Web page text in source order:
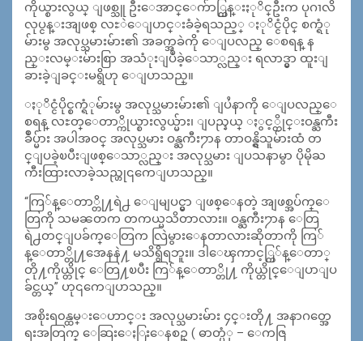
ကိုယ္စားလွယ္ ျဖစ္သူ ဦးေအာင္ေက်ာ္ထြန္းႏုိင္ဦးက ပုဂၢလိ
လုပ္ငန္းအျဖစ္ လႊဲေျပာင္းခံခဲ့ရသည့္ ႏုိင္ငံပိုင္ စက္ရံု
မ်ားမွ အလုပ္သမားမ်ား၏ အခက္အခဲကို ေျပလည္ ေစရန္ န
ည္းလမ္းမ်ားစြာ အသံုးျပဳခဲ့ေသာ္လည္း ရလာဒ္မွာ ထူးျ
ခားခဲ့ျခင္းမရွိဟု ေျပာသည္။
ႏုိင္ငံပိုင္စက္ရံုမ်ားမွ အလုပ္သမားမ်ား၏ ျပႆနာကို ေျပလည္ေ
စရန္ လႊတ္ေတာ္ကိုယ္စားလွယ္မ်ား၊ ျပည္နယ္ ႏွင့္တိုင္းဝန္ႀကီး
ခ်ဳပ္မ်ား အပါအဝင္ အလုပ္သမား ဝန္ႀကီး႒ာန တာဝန္ရွိသူမ်ားထံ တ
င္ျပခဲ့ၿပီးျဖစ္ေသာ္လည္း အလုပ္သမား ျပသနာမွာ ပိုမိုႀ
ကီးထြားလာခဲ့သည္ဟု၎ကေျပာသည္။
“ကြ်န္ေတာ္တို႔ရဲ႕ ေျမျပင္မွာ ျဖစ္ေနတဲ့ အျဖစ္အပ်က္ေ
တြကို သမၼတက တကယ္မသိတာလား။ ဝန္ႀကီး႒ာန ေတြ
ရဲ႕တင္ျပခ်က္ေတြက လြဲမွားေနတာလားဆိုတာကို ကြ်
န္ေတာ္တို႔အေနနဲ႔ မသိရွိရဘူး။ ဒါေၾကာင့္ကြ်န္ေတာ္
တို႔ကိုယ္တိုင္ ေတြ႔ၿပီး ကြ်န္ေတာ္တို႔ ကိုယ္တိုင္ေျပာျပ
ခ်င္တယ္” ဟု၎ကေျပာသည္။
အစိုးရ၀န္ထမ္းေဟာင္း အလုပ္သမားမ်ား ၄င္းတို႔ အနာဂတ္အေ
ရးအတြက္ ေဆြးေႏြးေနစဥ္ ( ဓာတ္ပံု – ေကဇြ